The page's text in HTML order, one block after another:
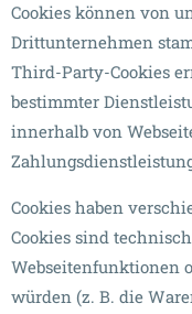
Cookies können von
Drittunternehmen
Third-Party-Cookies
bestimmter
innerhalb von
Cookies haben
Cookies sind
Webseitenfunktionen
würden (z. B. die